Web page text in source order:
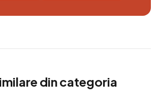
din categoria